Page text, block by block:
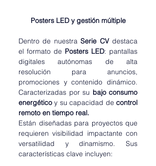
Posters LED y gestión múltiple
Dentro de nuestra Serie CV destaca
el formato de Posters LED: pantallas
digitales autónomas de alta
resolución para anuncios,
promociones y contenido dinámico.
Caracterizadas por su bajo consumo
energético y su capacidad de control
remoto en tiempo real.
Están diseñadas para proyectos que
requieren visibilidad impactante con
versatilidad y dinamismo. Sus
características clave incluyen: